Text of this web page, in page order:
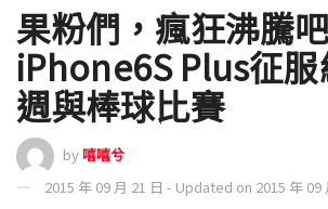
果粉們，瘋狂沸騰吧
iPhone6S Plus征
週與棒球比賽
by嘻嘻兮
2015 年 09 月 21 日 - Updated on 2015 年 09